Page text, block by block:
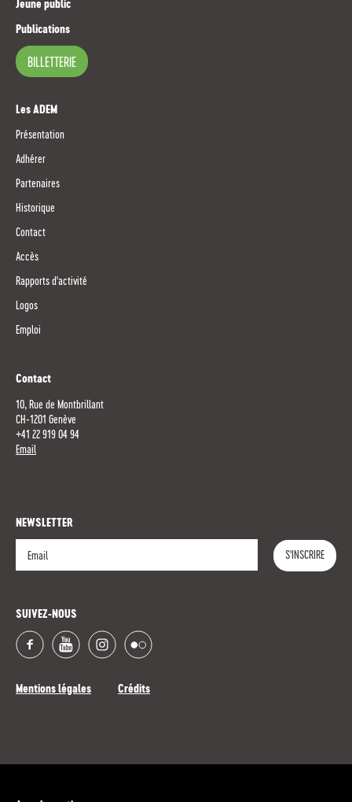
Jeune public
Publications
BILLETTERIE
Les ADEM
Présentation
Adhérer
Partenaires
Historique
Contact
Accès
Rapports d'activité
Logos
Emploi
Contact
10, Rue de Montbrillant
CH-1201 Genève
+41 22 919 04 94
Email
NEWSLETTER
S'INSCRIRE
SUIVEZ-NOUS
Mentions légales Crédits